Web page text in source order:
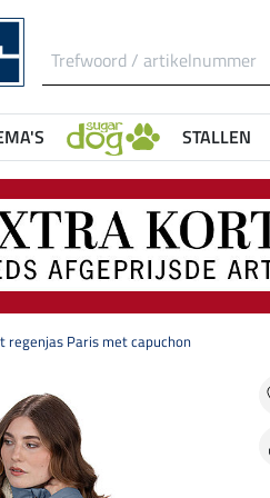
STALLEN
regenjas Paris met capuchon